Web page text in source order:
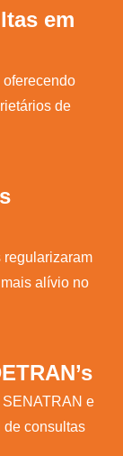
em
de
regularizaram
alívio no
e
de consultas